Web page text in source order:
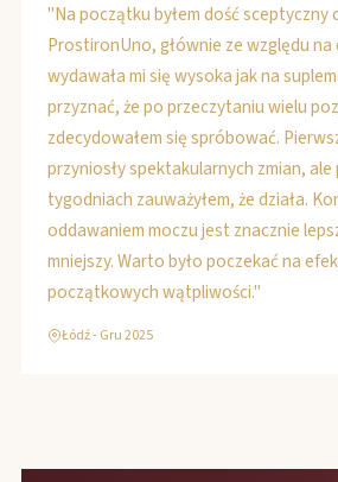
"Na początku byłem dość sceptyczny
ProstironUno, głównie ze względu
wydawała mi się wysoka jak na
przyznać, że po przeczytaniu wielu
zdecydowałem się spróbować.
przyniosły spektakularnych zmian, ale
tygodniach zauważyłem, że działa.
oddawaniem moczu jest znacznie
mniejszy. Warto było poczekać na
początkowych wątpliwości."
Łódź - Gru 2025